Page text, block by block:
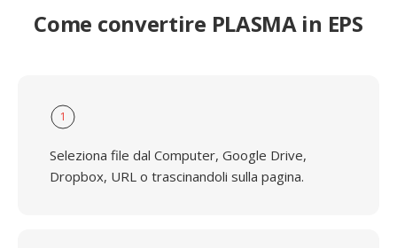
Come convertire PLASMA in EPS
1
Seleziona file dal Computer, Google Drive,
Dropbox, URL o trascinandoli sulla pagina.